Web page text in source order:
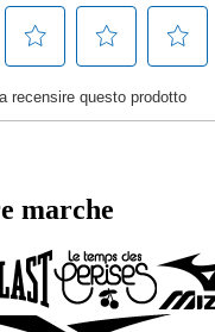
marche